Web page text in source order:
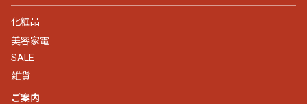
化粧品
美容家電
SALE
雑貨
ご案内